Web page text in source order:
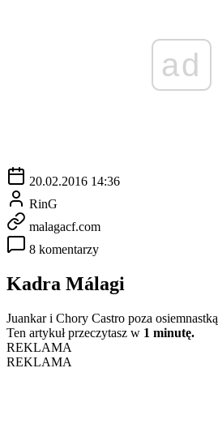
ad
20.02.2016 14:36
RinG
malagacf.com
8 komentarzy
Kadra Málagi
Juankar i Chory Castro poza osiemnastką
Ten artykuł przeczytasz w 1 minutę.
REKLAMA
REKLAMA